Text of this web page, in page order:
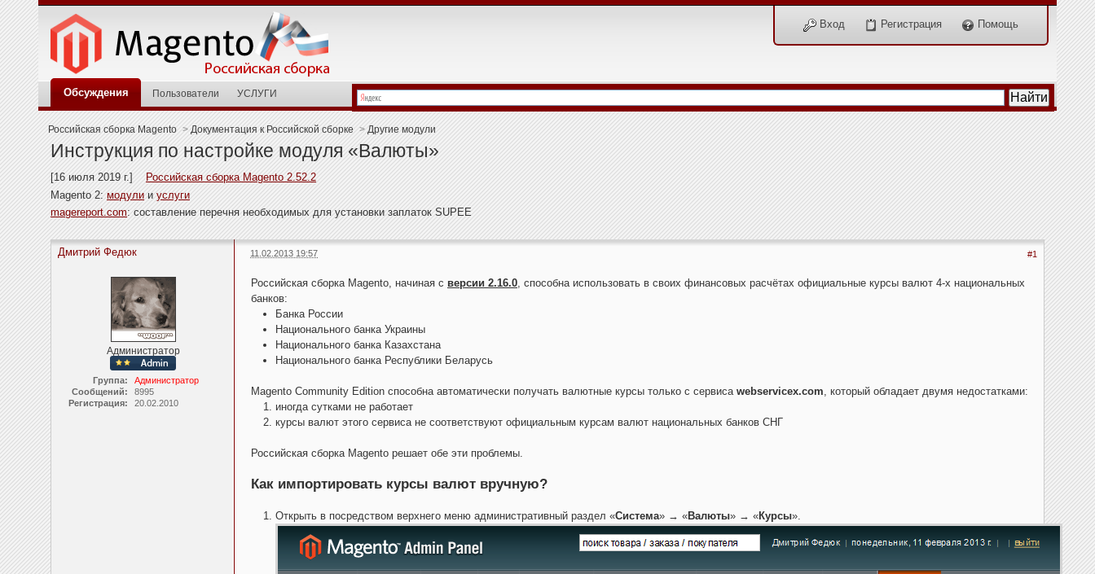
Вход Регистрация Помощь
Обсуждения Пользователи УСЛУГИ
Российская сборка Magento > Документация к Российской сборке > Другие модули
Инструкция по настройке модуля «Валюты»
[16 июля 2019 г.]
Российская сборка Magento 2.52.2
Magento 2: модули и услуги
magereport.com: составление перечня необходимых для установки заплаток SUPEE
#1
Дмитрий Федюк
Администратор
Группа:
Администратор
Сообщений:
8995
Регистрация:
20.02.2010
11.02.2013 19:57
Российская сборка Magento, начиная с версии 2.16.0, способна использовать в своих финансовых расчётах официальные курсы валют 4-х национальных
банков:
Банка России
Национального банка Украины
Национального банка Казахстана
Национального банка Республики Беларусь
Magento Community Edition способна автоматически получать валютные курсы только с сервиса webservicex.com, который обладает двумя недостатками:
иногда сутками не работает
курсы валют этого сервиса не соответствуют официальным курсам валют национальных банков СНГ
Российская сборка Magento решает обе эти проблемы.
Как импортировать курсы валют вручную?
Открыть в посредством верхнего меню административный раздел «Система» → «Валюты» → «Курсы».